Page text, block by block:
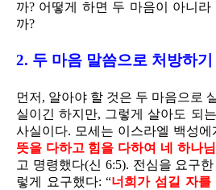
까? 어떻게 하면 두 마음이 아니
까?
2. 두 마음 말씀으로 처방하기
먼저, 알아야 할 것은 두 마음으로
실이긴 하지만, 그렇게 살아도 되
사실이다. 모세는 이스라엘 백성에
뜻을 다하고 힘을 다하여 네 하나
고 명령했다(신 6:5). 전심을 요구
렇게 요구했다: “너희가 섬길 자